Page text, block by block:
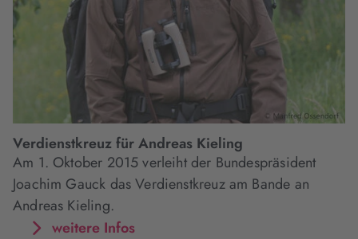
Verdienstkreuz für Andreas Kieling
Am 1. Oktober 2015 verleiht der Bundespräsident
Joachim Gauck das Verdienstkreuz am Bande an
Andreas Kieling.
weitere Infos